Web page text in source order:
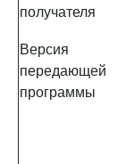
получателя
Версия
передающей
программы